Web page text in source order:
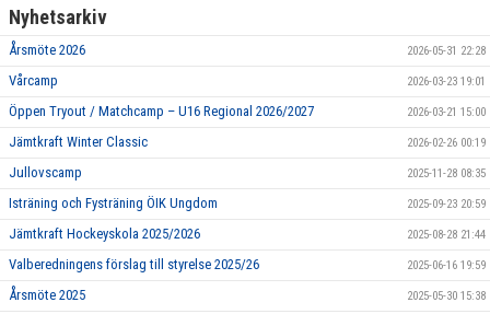
Nyhetsarkiv
Årsmöte 2026 2026-05-31 22:28
Vårcamp 2026-03-23 19:01
Öppen Tryout / Matchcamp – U16 Regional 2026/2027 2026-03-21 15:00
Jämtkraft Winter Classic 2026-02-26 00:19
Jullovscamp 2025-11-28 08:35
Isträning och Fysträning ÖIK Ungdom 2025-09-23 20:59
Jämtkraft Hockeyskola 2025/2026 2025-08-28 21:44
Valberedningens förslag till styrelse 2025/26 2025-06-16 19:59
Årsmöte 2025 2025-05-30 15:38